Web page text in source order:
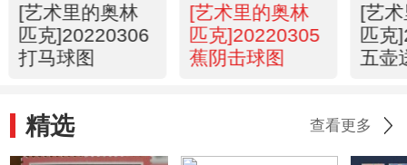
[艺术里的奥林
匹克]20220306
打马球图
[艺术里的奥林
匹克]20220305
蕉阴击球图
[艺
匹克
五壶
精选 查看更多